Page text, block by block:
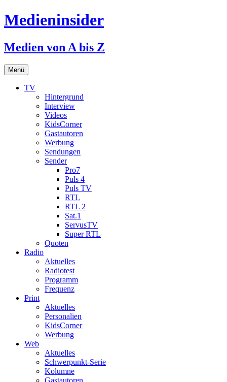
Medieninsider
Medien von A bis Z
Menü Zum
Inhalt
springen
TV
Hintergrund
Interview
Videos
KidsCorner
Gastautoren
Werbung
Sendungen
Sender
Pro7
Puls 4
Puls TV
RTL
RTL 2
Sat.1
ServusTV
Super RTL
Quoten
Radio
Aktuelles
Radiotest
Programm
Frequenz
Print
Aktuelles
Personalien
KidsCorner
Werbung
Web
Aktuelles
Schwerpunkt-Serie
Kolumne
Gastautoren